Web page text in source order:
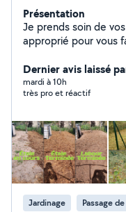
Présentation
Je prends soin de
approprié pour vous faciliter la vie
Tonte,
possible !! Je peux
bricolages si besoin pour
Dernier avis laissé
mardi à 10h
très pro et réactif
Jardinage Passage